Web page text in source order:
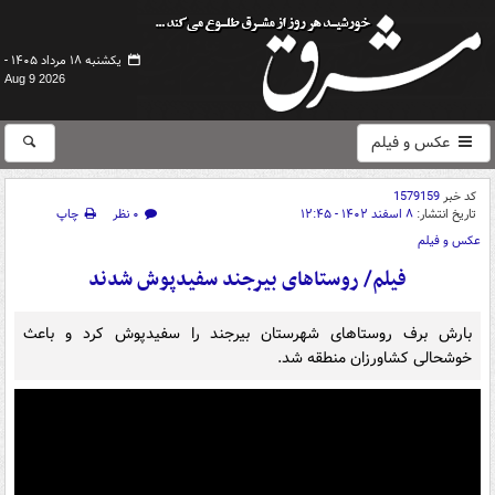
یکشنبه ۱۸ مرداد ۱۴۰۵ -
Aug 9 2026
عکس و فیلم
کد خبر1579159
تاریخ انتشار: ۸ اسفند ۱۴۰۲ - ۱۲:۴۵ ۰ نظر
چاپ
عکس و فیلم
فیلم/ روستاهای بیرجند سفیدپوش شدند
بارش برف روستاهای شهرستان بیرجند را سفیدپوش کرد و باعث
خوشحالی کشاورزان منطقه شد.